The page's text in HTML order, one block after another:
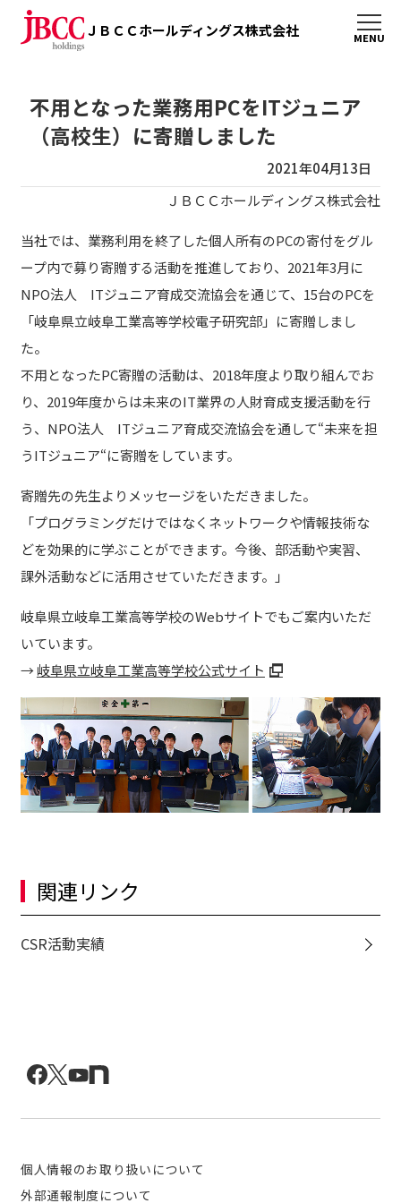
ＪＢＣＣホールディングス株式会社
不用となった業務用PCをITジュニア
（高校生）に寄贈しました
2021年04月13日
ＪＢＣＣホールディングス株式会社
当社では、業務利用を終了した個人所有のPCの寄付をグル
ープ内で募り寄贈する活動を推進しており、2021年3月に
NPO法人 ITジュニア育成交流協会を通じて、15台のPCを
「岐阜県立岐阜工業高等学校電子研究部」に寄贈しまし
た。
不用となったPC寄贈の活動は、2018年度より取り組んでお
り、2019年度からは未来のIT業界の人財育成支援活動を行
う、NPO法人 ITジュニア育成交流協会を通して“未来を担
うITジュニア“に寄贈をしています。
寄贈先の先生よりメッセージをいただきました。
「プログラミングだけではなくネットワークや情報技術な
どを効果的に学ぶことができます。今後、部活動や実習、
課外活動などに活用させていただきます。」
岐阜県立岐阜工業高等学校のWebサイトでもご案内いただ
いています。
→岐阜県立岐阜工業高等学校公式サイト
関連リンク
CSR活動実績
個人情報のお取り扱いについて
外部通報制度について